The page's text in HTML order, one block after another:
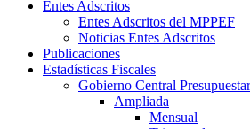
Entes Adscritos
Entes Adscritos del MPPEF
Noticias Entes Adscritos
Publicaciones
Estadísticas Fiscales
Gobierno Central
Ampliada
Mensual